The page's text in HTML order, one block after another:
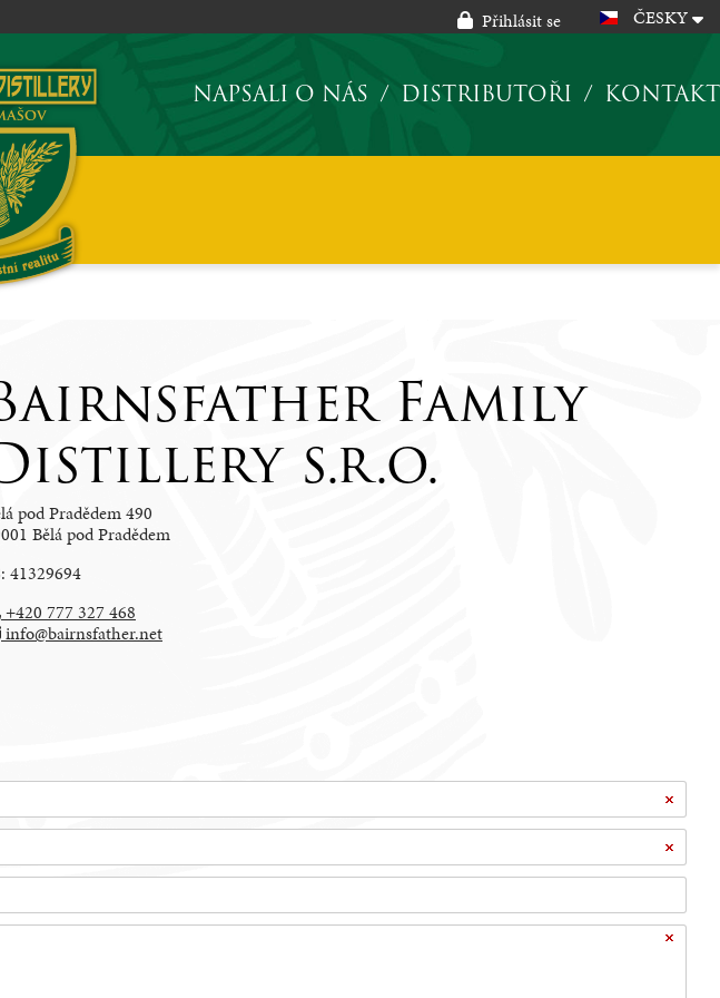
ČESKY
Přihlásit se
NAPSALI O NÁS DISTRIBUTOŘI KONTAKT
Family
s.r.o.
pod Pradědem 490
Bělá pod Pradědem
41329694
+420 777 327 468
info@bairnsfather.net